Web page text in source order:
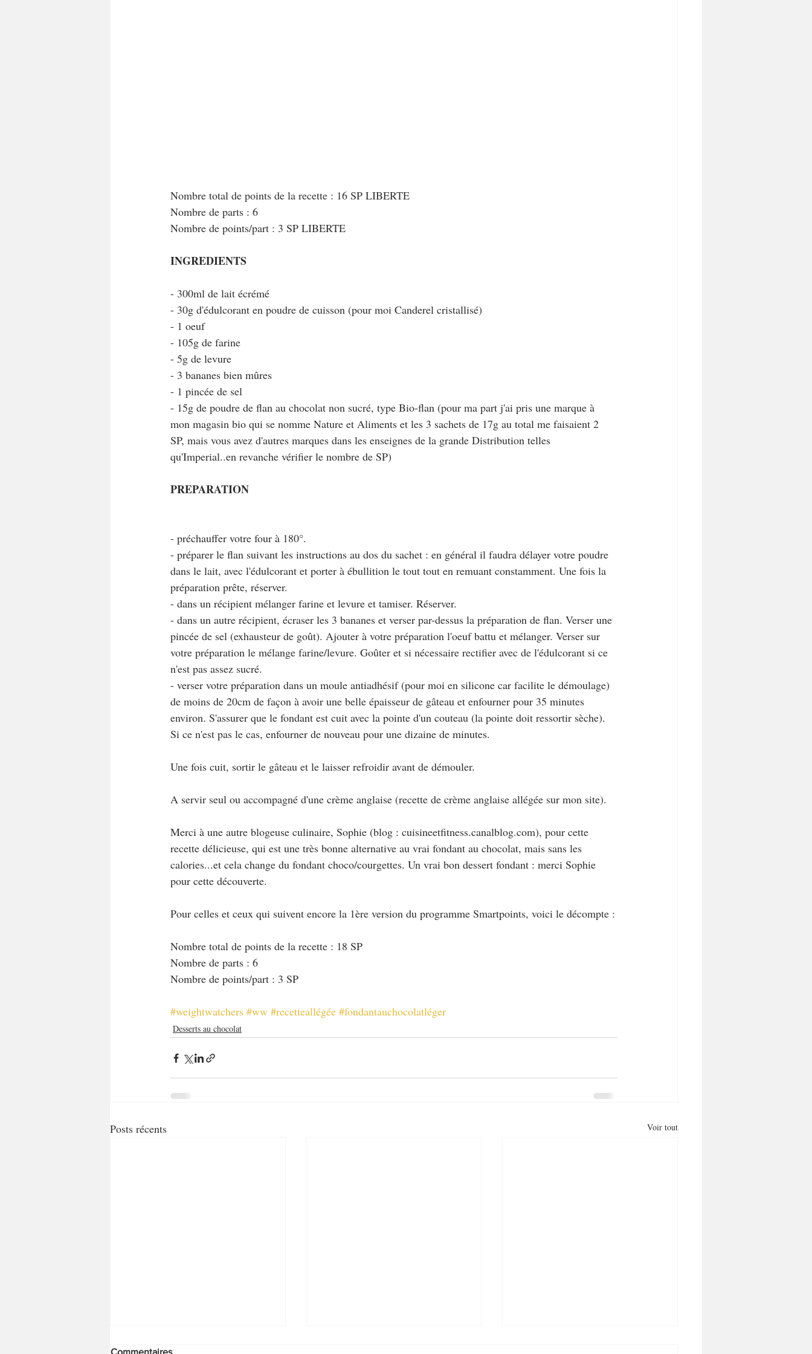
Nombre total de points de la recette : 16 SP LIBERTE
Nombre de parts : 6
Nombre de points/part : 3 SP LIBERTE
INGREDIENTS
- 300ml de lait écrémé
- 30g d'édulcorant en poudre de cuisson (pour moi Canderel cristallisé)
- 1 oeuf
- 105g de farine
- 5g de levure
- 3 bananes bien mûres
- 1 pincée de sel
- 15g de poudre de flan au chocolat non sucré, type Bio-flan (pour ma part j'ai pris une marque à
mon magasin bio qui se nomme Nature et Aliments et les 3 sachets de 17g au total me faisaient 2
SP, mais vous avez d'autres marques dans les enseignes de la grande Distribution telles
qu'Imperial..en revanche vérifier le nombre de SP)
PREPARATION
- préchauffer votre four à 180°.
- préparer le flan suivant les instructions au dos du sachet : en général il faudra délayer votre poudre
dans le lait, avec l'édulcorant et porter à ébullition le tout tout en remuant constamment. Une fois la
préparation prête, réserver.
- dans un récipient mélanger farine et levure et tamiser. Réserver.
- dans un autre récipient, écraser les 3 bananes et verser par-dessus la préparation de flan. Verser une
pincée de sel (exhausteur de goût). Ajouter à votre préparation l'oeuf battu et mélanger. Verser sur
votre préparation le mélange farine/levure. Goûter et si nécessaire rectifier avec de l'édulcorant si ce
n'est pas assez sucré.
- verser votre préparation dans un moule antiadhésif (pour moi en silicone car facilite le démoulage)
de moins de 20cm de façon à avoir une belle épaisseur de gâteau et enfourner pour 35 minutes
environ. S'assurer que le fondant est cuit avec la pointe d'un couteau (la pointe doit ressortir sèche).
Si ce n'est pas le cas, enfourner de nouveau pour une dizaine de minutes.
Une fois cuit, sortir le gâteau et le laisser refroidir avant de démouler.
A servir seul ou accompagné d'une crème anglaise (recette de crème anglaise allégée sur mon site).
Merci à une autre blogeuse culinaire, Sophie (blog : cuisineetfitness.canalblog.com), pour cette
recette délicieuse, qui est une très bonne alternative au vrai fondant au chocolat, mais sans les
calories...et cela change du fondant choco/courgettes. Un vrai bon dessert fondant : merci Sophie
pour cette découverte.
Pour celles et ceux qui suivent encore la 1ère version du programme Smartpoints, voici le décompte :
Nombre total de points de la recette : 18 SP
Nombre de parts : 6
Nombre de points/part : 3 SP
#weightwatchers #ww #recetteallégée #fondantauchocolatléger
Desserts au chocolat
Posts récents Voir tout